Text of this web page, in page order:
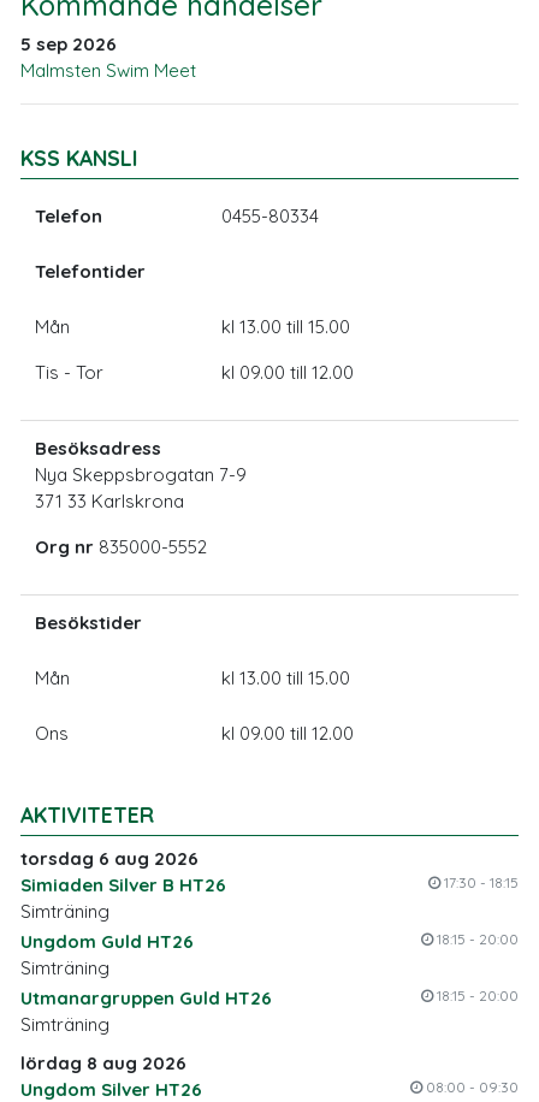
5 sep 2026
Malmsten Swim Meet
KSS KANSLI
Telefon 0455-80334
Telefontider
Mån
Tis - Tor
kl 13.00 till 15.00
kl 09.00 till 12.00
Besöksadress
Nya Skeppsbrogatan 7-9
371 33 Karlskrona
Org nr 835000-5552
Besökstider
Mån kl 13.00 till 15.00
Ons kl 09.00 till 12.00
AKTIVITETER
torsdag 6 aug 2026
Simiaden Silver B HT26
17:30 - 18:15
Simträning
Ungdom Guld HT26
18:15 - 20:00
Simträning
Utmanargruppen Guld HT26
18:15 - 20:00
Simträning
lördag 8 aug 2026
Ungdom Silver HT26
08:00 - 09:30